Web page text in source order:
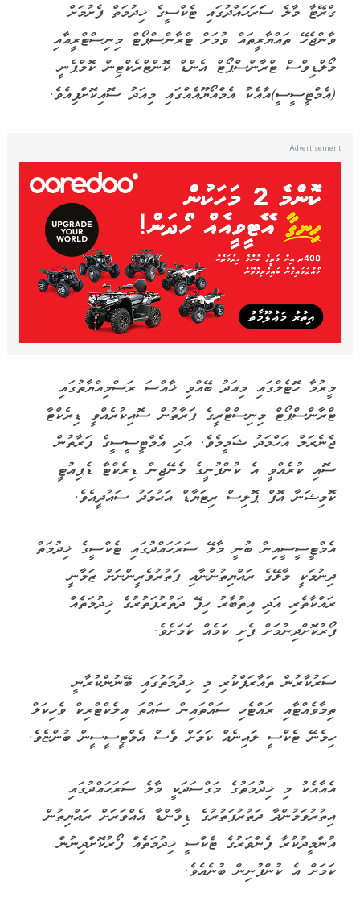
ގްރޭޓާ މާލެ ސަަރަހައްދުގައި ޓެކްސީގެ ޚިދުމަތް ފެށުމަށް
ވާންޖެހޭ ތައްޔާރީތައް ވުމަށް ޓްރާންސްޕޯޓް މިނިސްޓްރީއާއި
މޯލްޑިވްސް ޓްރާންސްޕޯޓް އެންޑް ކޮންޓްރެކްޓިން ކޮމްޕެނީ
(އެމްޓީސީސީ)އާއެކު އެމްއޯޔޫއެއްގައި މިއަދު ސޮއިކޮށްފިއެވެ.
މީރުމާ ހޮޓެލްގައި މިއަދު ބޭއްވި ޚާއްސަ ރަސްމިއްޔާތުގައި
ޓްރާންސްޕޯޓް މިނިސްޓްރީގެ ފަރާތުން ސޮއިކުރެއްވީ ޑިރެކްޓާ
ޖެނެރަލް އަހްމަދު ޝަމީމެވެ. އަދި އެމްޓީސީސީގެ ފަރާތުން
ސޮއި ކުރެއްވީ އެ ކުންފުނީގެ މެނޭޖިން ޑިރެކްޓާ ޑެޕިއުޓީ
ކޮމިޝަނާ އޮފް ޕޮލިސް ރިޓަޔާޑް އަޙުމަދު ސައުދީއެވެ.
އެމްޓީސީސީއިން ބުނީ މާލޭ ސަރަހައްދުގައި ޓެކްސީގެ ޚިދުމަތް
ދިނުމަކީ މާލޭގެ ރައްޔިތުންނާއި ފަތުރުވެރީންނަށް ޒަމާނީ
ރައްކާތެރި އަދި އިތުބާރު ހިފޭ ދަތުރުފަތުރުގެ ޚިދުމަތެއް
ފޯރުކޮށްދިނުމަށް ފެށި ކަމެއް ކަމަށެވެ.
ސަރުކާރުން ތައާރަފްކުރި މި ޚިދުމަތުގައި ބޭނުންކުރާނީ
ތިމާވެއްޓާއި ރައްޓެހި ސައްތައިން ސައްތަ އިލެކްޓްރިކް ވެހިކަލް
ހިމެނޭ ޓެކްސީ ލައިނެއް ކަމަށް ވެސް އެމްޓީސީސީން ބުންޏެވެ.
އެއާއެކު މި ޚިދުމަތުގެ މަގްސަދަކީ މާލެ ސަރަހައްދުގައި
އިތުރުވަމުންދާ ދަތުރުފަތުރުގެ ޑިމާންޑާ އެއްވަރަށް ރައްޔިތުން
އުންމީދުކުރާ ފެންވަރުގެ ޓެކްސީ ޚިދުމަތެއް ފޯރުކޮށްދިނުން
ކަމަށް އެ ކުންފުނިން ބުނެއެވެ.